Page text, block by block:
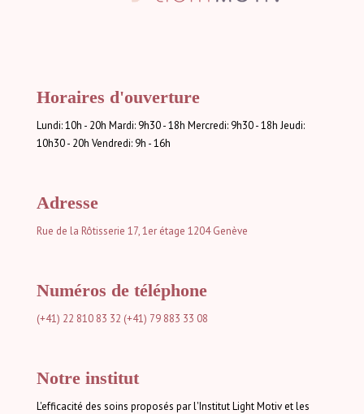
Horaires d'ouverture
Lundi: 10h - 20h Mardi: 9h30 - 18h Mercredi: 9h30 - 18h Jeudi:
10h30 - 20h Vendredi: 9h - 16h
Adresse
Rue de la Rôtisserie 17, 1er étage 1204 Genève
Numéros de téléphone
(+41) 22 810 83 32 (+41) 79 883 33 08
Notre institut
L'efficacité des soins proposés par l'Institut Light Motiv et les